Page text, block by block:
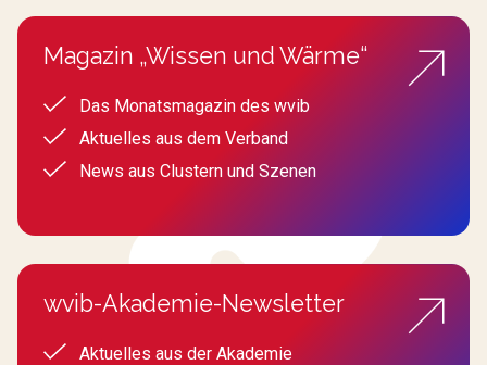
Magazin „Wissen und Wärme“
Das Monatsmagazin des wvib
Aktuelles aus dem Verband
News aus Clustern und Szenen
wvib-Akademie-Newsletter
Aktuelles aus der Akademie